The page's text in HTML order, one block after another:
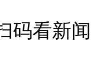
码看新闻